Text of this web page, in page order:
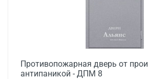
Противопожарная дверь от
антипаникой - ДПМ 8